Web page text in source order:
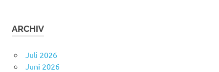
ARCHIV
Juli 2026
Juni 2026